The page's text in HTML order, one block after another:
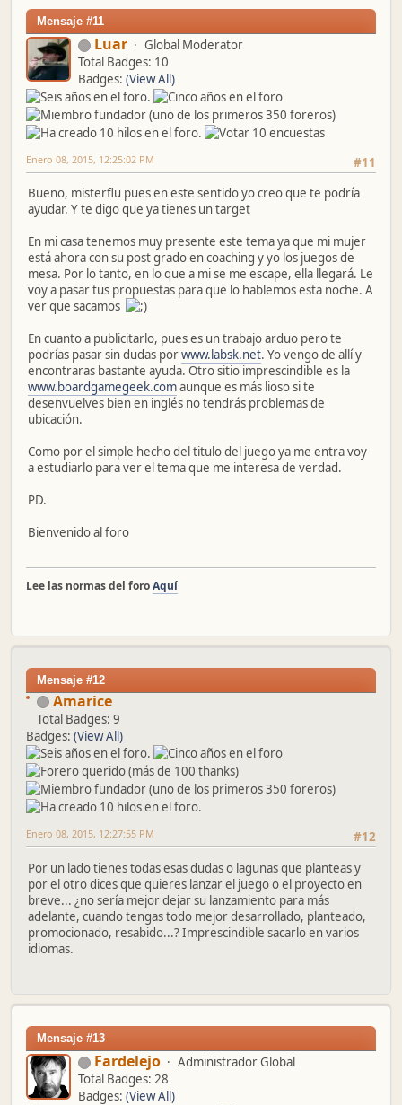
Mensaje #11
Luar
Global Moderator
Total Badges: 10
Badges: (View All)
#11
Enero 08, 2015, 12:25:02 PM
Bueno, misterflu pues en este sentido yo creo que te podría
ayudar. Y te digo que ya tienes un target
En mi casa tenemos muy presente este tema ya que mi mujer
está ahora con su post grado en coaching y yo los juegos de
mesa. Por lo tanto, en lo que a mi se me escape, ella llegará. Le
voy a pasar tus propuestas para que lo hablemos esta noche. A
ver que sacamos
En cuanto a publicitarlo, pues es un trabajo arduo pero te
podrías pasar sin dudas porwww.labsk.net. Yo vengo de allí y
encontraras bastante ayuda. Otro sitio imprescindible es la
www.boardgamegeek.comaunque es más lioso si te
desenvuelves bien en inglés no tendrás problemas de
ubicación.
Como por el simple hecho del titulo del juego ya me entra voy
a estudiarlo para ver el tema que me interesa de verdad.
PD.
Bienvenido al foro
Lee las normas del foroAquí
Mensaje #12
Amarice
Total Badges: 9
Badges: (View All)
#12
Enero 08, 2015, 12:27:55 PM
Por un lado tienes todas esas dudas o lagunas que planteas y
por el otro dices que quieres lanzar el juego o el proyecto en
breve... ¿no sería mejor dejar su lanzamiento para más
adelante, cuando tengas todo mejor desarrollado, planteado,
promocionado, resabido...? Imprescindible sacarlo en varios
idiomas.
Mensaje #13
Fardelejo
Administrador Global
Total Badges: 28
Badges: (View All)